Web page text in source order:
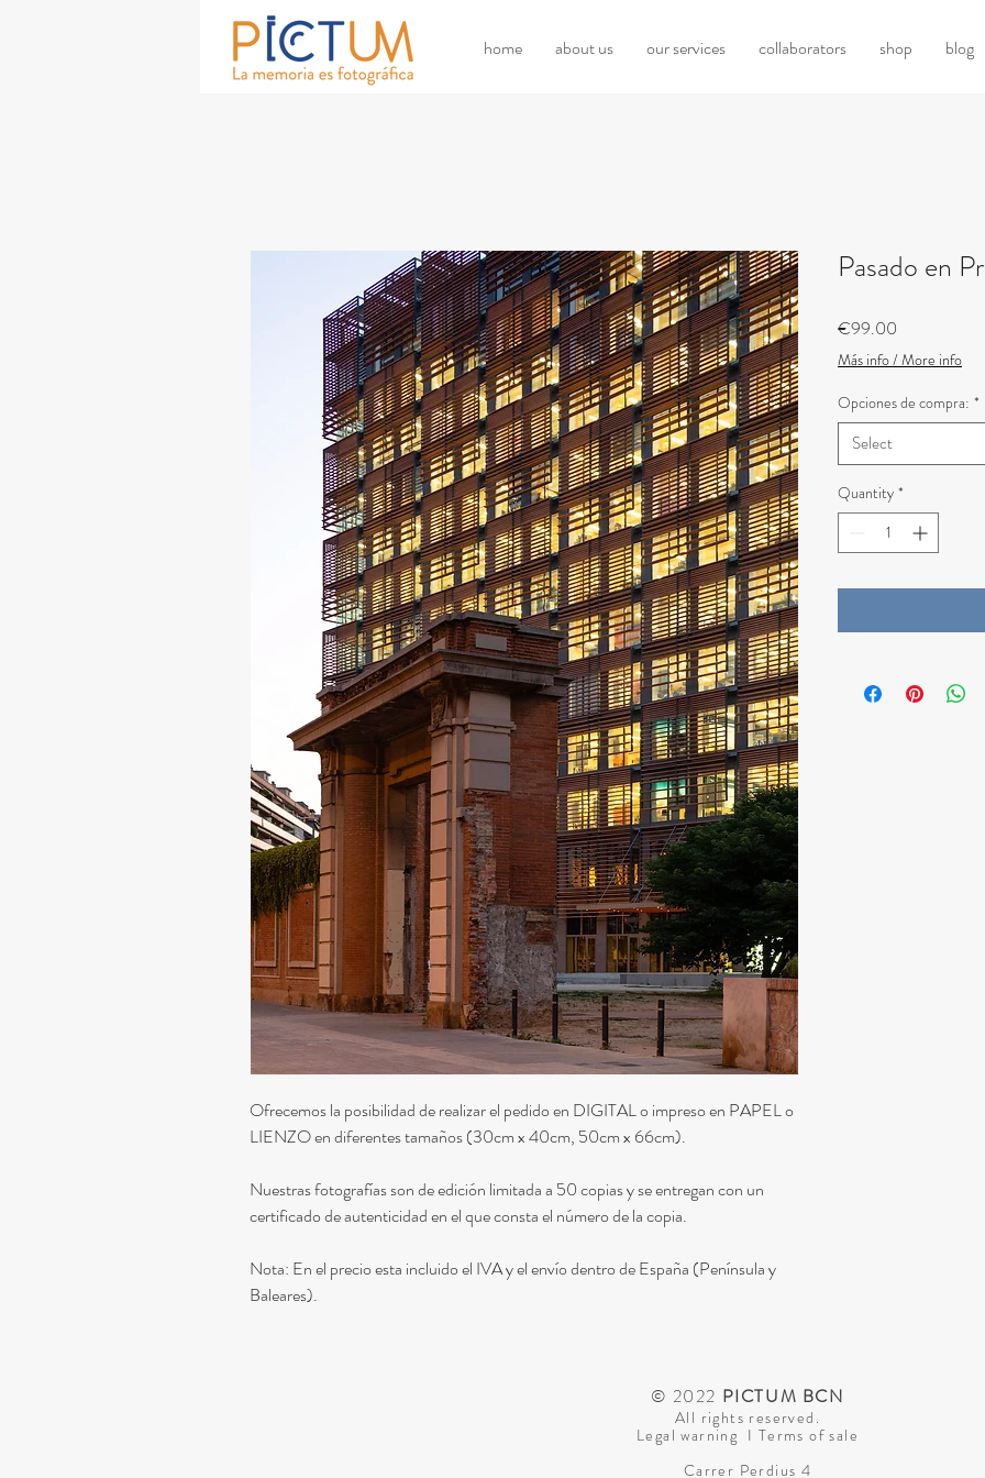
home about us our services collaborators shop blog
Ofrecemos la posibilidad de realizar el pedido en DIGITAL o impreso en PAPEL o
LIENZO en diferentes tamaños (30cm x 40cm, 50cm x 66cm).
Nuestras fotografías son de edición limitada a 50 copias y se entregan con un
certificado de autenticidad en el que consta el número de la copia.
Nota: En el precio esta incluido el IVA y el envío dentro de España (Península y
Baleares).
Pasado en
€99.00
Más info / More info
Opciones de compra: *
Select
Quantity *
© 2022 PICTUM BCN
All rights reserved.
Legal warning I Terms of sale
Carrer Perdius 4